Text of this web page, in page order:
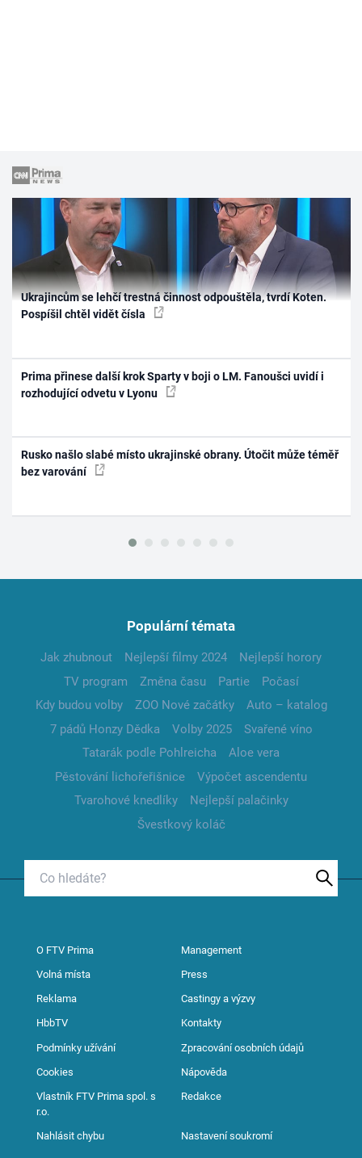
Ukrajincům se lehčí trestná činnost odpouštěla, tvrdí Koten.
Pospíšil chtěl vidět čísla
Prima přinese další krok Sparty v boji o LM. Fanoušci uvidí i
rozhodující odvetu v Lyonu
Rusko našlo slabé místo ukrajinské obrany. Útočit může téměř
bez varování
Populární témata
Jak zhubnout Nejlepší filmy 2024
Nejlepší horory
TV program
Změna času Partie
Počasí
Kdy budou volby
ZOO Nové začátky
Auto – katalog
7 pádů Honzy Dědka
Volby 2025
Svařené víno
Tatarák podle Pohlreicha
Aloe vera
Pěstování lichořeřišnice
Výpočet ascendentu
Tvarohové knedlíky
Nejlepší palačinky
Švestkový koláč
O FTV Prima Management
Volná místa Press
Reklama Castingy a výzvy
HbbTV Kontakty
Podmínky užívání Zpracování osobních údajů
Cookies Nápověda
Vlastník FTV Prima spol. s
r.o.
Redakce
Nahlásit chybu Nastavení soukromí